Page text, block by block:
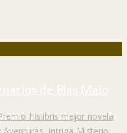
de Blas Malo
Hislibris mejor novela